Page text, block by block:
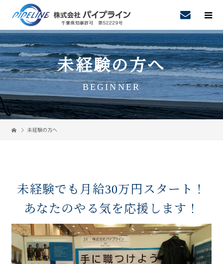
未経験の方へ
BEGINNER
未経験の方へ
未経験でも月給30万円スタート！
あなたのやる気を応援します！